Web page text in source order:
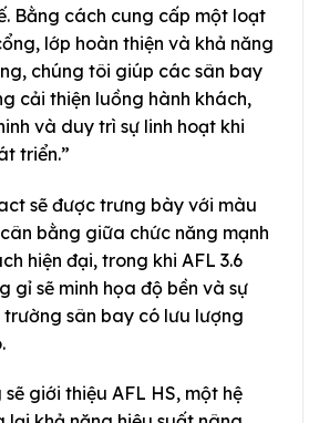
Bằng cách cung cấp một loạt
lớp hoàn thiện và khả năng
chúng tôi giúp các sân bay
cải thiện luồng hành khách,
và duy trì sự linh hoạt khi
triển.”
sẽ được trưng bày với màu
bằng giữa chức năng mạnh
hiện đại, trong khi AFL 3.6
gỉ sẽ minh họa độ bền và sự
trường sân bay có lưu lượng
giới thiệu AFL HS, một hệ